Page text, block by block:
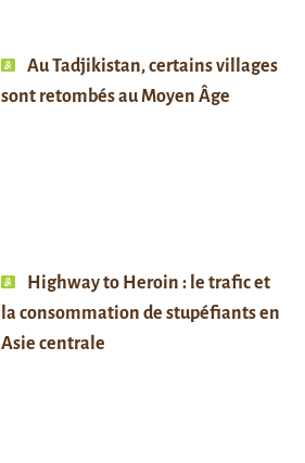
Au Tadjikistan, certains villages
sont retombés au Moyen Âge
Highway to Heroin : le trafic et
la consommation de stupéfiants en
Asie centrale